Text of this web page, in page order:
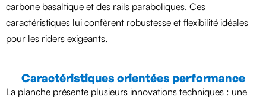
carbone basaltique et des rails paraboliques. Ces
caractéristiques lui confèrent robustesse et flexibilité idéales
pour les riders exigeants.
Caractéristiques orientées performance
La planche présente plusieurs innovations techniques : une